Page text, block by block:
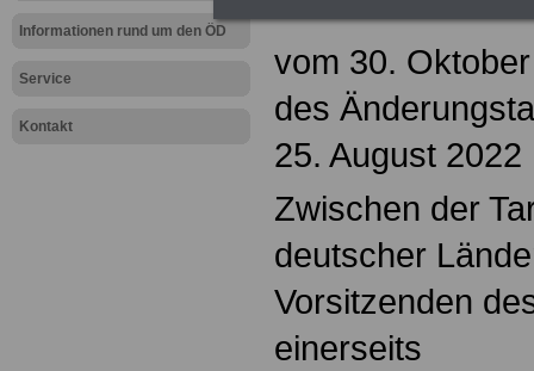
Informationen rund um den ÖD
Service
Kontakt
vom 30.
des
25. August 2022
Zwischen der
deutscher
Vorsitzenden
einerseits